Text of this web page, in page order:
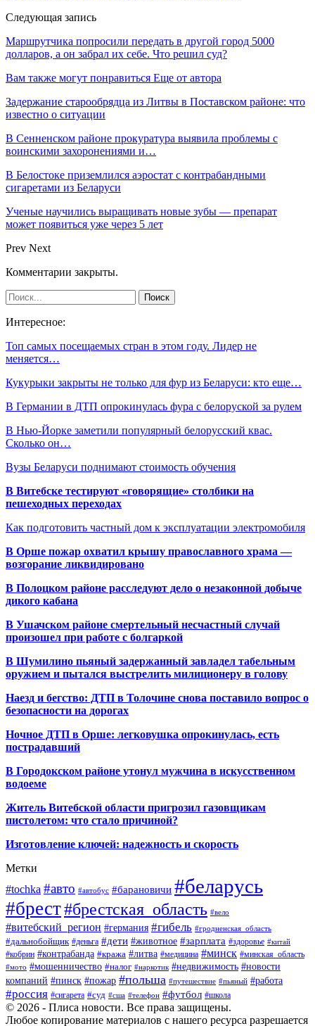
Следующая запись
Маршрутчика попросили передать в другой город 5000
долларов, а он забрал их себе. Что решил суд?
Вам также могут понравиться Еще от автора
Задержание старообрядца из Литвы в Поставском районе: что
известно о ситуации
В Сенненском районе прокуратура выявила проблемы с
воинскими захоронениями и…
В Белостоке приземлился аэростат с контрабандными
сигаретами из Беларуси
Ученые научились выращивать новые зубы — препарат
может появиться уже через 5 лет
Prev Next
Комментарии закрыты.
Интересное:
Топ самых посещаемых стран в этом году. Лидер не
меняется…
Кукурыки закрыты не только для фур из Беларуси: кто еще…
В Германии в ДТП опрокинулась фура с белоруской за рулем
В Нью-Йорке заметили популярный белорусский квас.
Сколько он…
Вузы Беларуси поднимают стоимость обучения
В Витебске тестируют «говорящие» столбики на
пешеходных переходах
Как подготовить частный дом к эксплуатации электромобиля
В Орше пожар охватил крышу православного храма —
возгорание ликвидировано
В Полоцком районе расследуют дело о незаконной добыче
дикого кабана
В Ушачском районе смертельный несчастный случай
произошел при работе с болгаркой
В Шумилино пьяный задержанный завладел табельным
оружием и пытался выстрелить милиционеру в голову
Наезд и бегство: ДТП в Толочине снова поставило вопрос о
безопасности на дорогах
Ночное ДТП в Орше: легковушка опрокинулась, есть
пострадавший
В Городокском районе утонул мужчина в искусственном
водоеме
Житель Витебской области пригрозил газовщикам
пистолетом: что стало причиной?
Изготовление ключей: надежность и скорость
Метки
#tochka #авто #автобус #барановичи #беларусь
#брест#брестская_область #вело
#витебский_регион #германия #гибель #гродненская_область
#дальнобойщик #деньга #дети #животное #зарплата #здоровье #китай
#кобрин #контрабанда #кража #литва #медицина #минск #минская_область
#мото #мошенничество #налог #наркотик #недвижимость #новости
компаний #пинск #пожар #польша #путешествие #пьяный #работа
#россия #сигарета #суд #сша #телефон #футбол #школа
© 2026 - Плиса новости. Все права защищены.
Любое копирование материалов с нашего ресурса разрешается